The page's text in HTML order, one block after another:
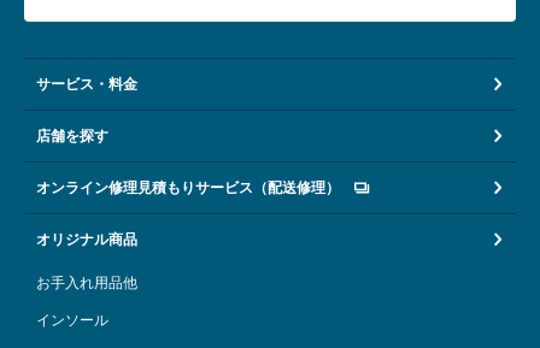
サービス・料金
店舗を探す
オンライン修理見積もりサービス（配送修理）
オリジナル商品
お手入れ用品他
インソール